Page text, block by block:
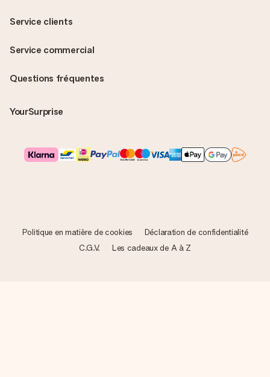
Questions fréquentes
YourSurprise
Service clients
Service commercial
Politique en matière de cookies
Déclaration de confidentialité
C.G.V.
Les cadeaux de A à Z